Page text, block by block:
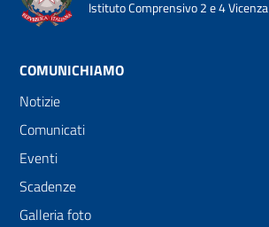
Istituto Comprensivo 2 e 4 Vicenza
COMUNICHIAMO
Notizie
Comunicati
Eventi
Scadenze
Galleria foto